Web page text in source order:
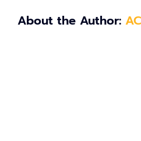
About the Author: